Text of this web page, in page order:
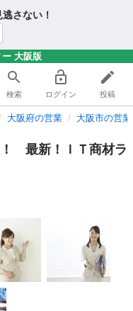
さない！
大阪版
検索 ログイン 投稿
大阪府の営業 大阪市の営業
！ 最新！ＩＴ商材ラ